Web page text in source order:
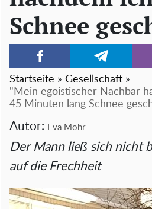
Schnee
Startseite » Gesellschaft »
"Mein egoistischer Nachbar
45 Minuten lang Schnee
Autor: Eva Mohr
Der Mann ließ sich nicht
auf die Frechheit